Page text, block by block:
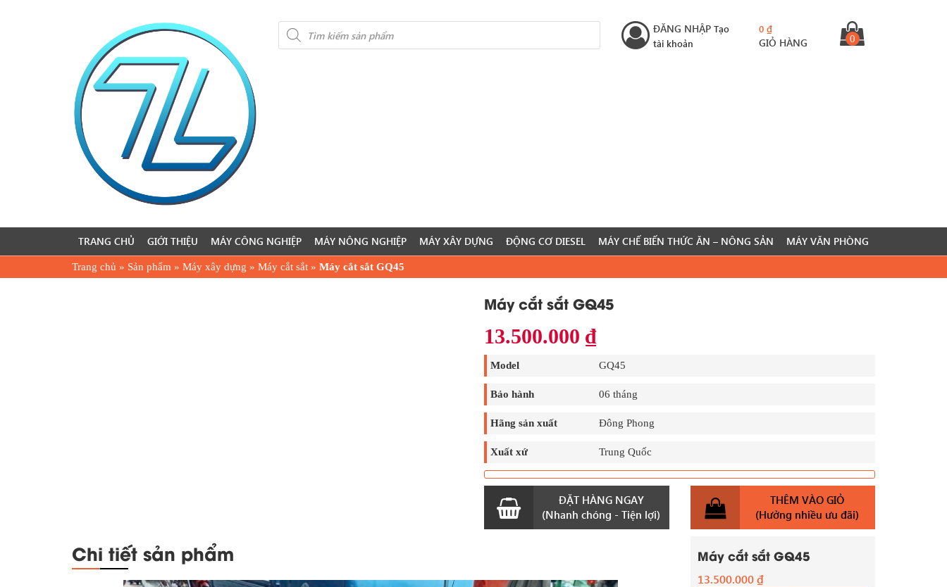
Products
search
ĐĂNG NHẬP Tạo
tài khoản
0 ₫
GIỎ HÀNG 0
TRANG CHỦ GIỚI THIỆU MÁY CÔNG NGHIỆP MÁY NÔNG NGHIỆP MÁY XÂY DỰNG ĐỘNG CƠ DIESEL MÁY CHẾ BIẾN THỨC ĂN – NÔNG SẢN MÁY VĂN PHÒNG
Trang chủ » Sản phẩm » Máy xây dựng » Máy cắt sắt » Máy cắt sắt GQ45
Máy cắt sắt GQ45
13.500.000 ₫
Model GQ45
Bảo hành 06 tháng
Hãng sản xuất Đông Phong
Xuất xứ Trung Quốc
ĐẶT HÀNG NGAY
(Nhanh chóng - Tiện lợi)
THÊM VÀO GIỎ
(Hưởng nhiều ưu đãi)
Chi tiết sản phẩm Máy cắt sắt GQ45
13.500.000₫